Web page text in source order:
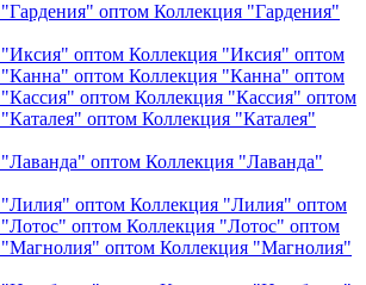
Коллекция "Гардения"
Коллекция "Иксия" оптом
Коллекция "Канна" оптом
Коллекция "Кассия" оптом
Коллекция "Каталея"
Коллекция "Лаванда"
Коллекция "Лилия" оптом
Коллекция "Лотос" оптом
Коллекция "Магнолия"